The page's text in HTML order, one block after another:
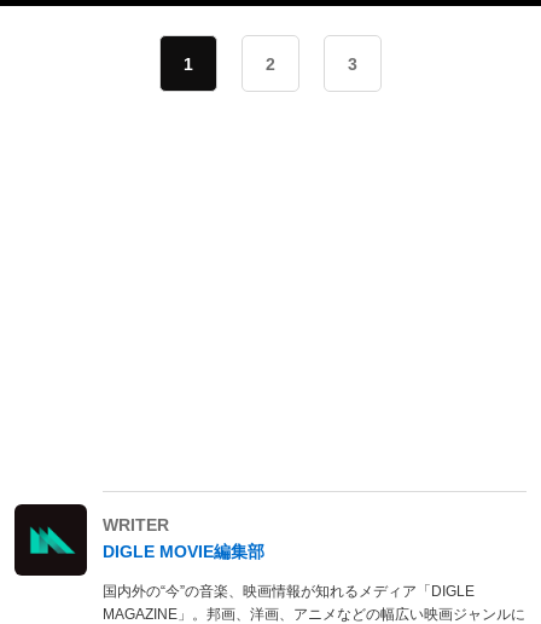
1 2 3
WRITER
DIGLE MOVIE編集部
国内外の“今”の音楽、映画情報が知れるメディア「DIGLE
MAGAZINE」。邦画、洋画、アニメなどの幅広い映画ジャンルに